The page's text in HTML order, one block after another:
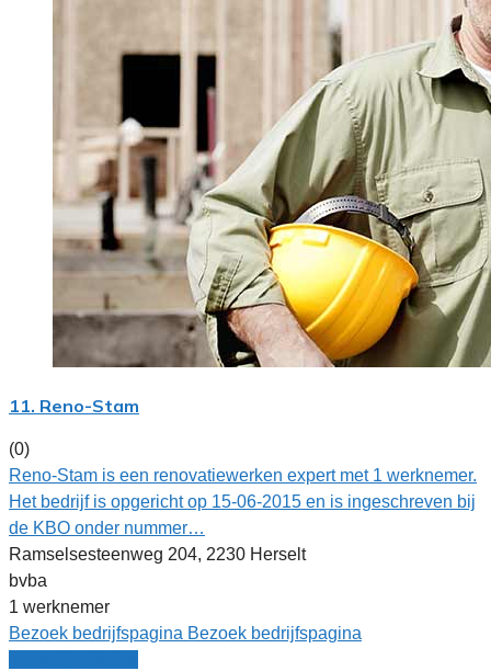
11. Reno-Stam
(0)
Reno-Stam is een renovatiewerken expert met 1 werknemer.
Het bedrijf is opgericht op 15-06-2015 en is ingeschreven bij
de KBO onder nummer…
Ramselsesteenweg 204, 2230 Herselt
bvba
1 werknemer
Bezoek bedrijfspagina Bezoek bedrijfspagina